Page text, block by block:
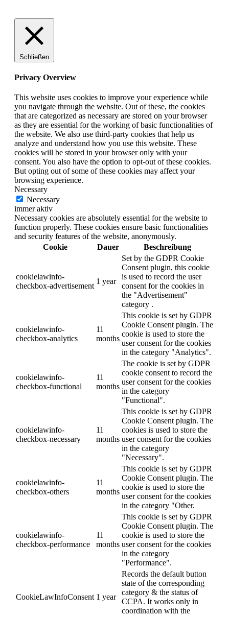
Schließen
Privacy Overview
This website uses cookies to improve your experience while
you navigate through the website. Out of these, the cookies
that are categorized as necessary are stored on your browser
as they are essential for the working of basic functionalities of
the website. We also use third-party cookies that help us
analyze and understand how you use this website. These
cookies will be stored in your browser only with your
consent. You also have the option to opt-out of these cookies.
But opting out of some of these cookies may affect your
browsing experience.
Necessary
Necessary
immer aktiv
Necessary cookies are absolutely essential for the website to
function properly. These cookies ensure basic functionalities
and security features of the website, anonymously.
Cookie
Dauer Beschreibung
cookielawinfo-
checkbox-advertisement
1 year
Set by the GDPR Cookie
Consent plugin, this cookie
is used to record the user
consent for the cookies in
the "Advertisement"
category .
cookielawinfo-
checkbox-analytics
11
months
This cookie is set by GDPR
Cookie Consent plugin. The
cookie is used to store the
user consent for the cookies
in the category "Analytics".
cookielawinfo-
checkbox-functional
11
months
The cookie is set by GDPR
cookie consent to record the
user consent for the cookies
in the category
"Functional".
cookielawinfo-
checkbox-necessary
11
months
This cookie is set by GDPR
Cookie Consent plugin. The
cookies is used to store the
user consent for the cookies
in the category
"Necessary".
cookielawinfo-
checkbox-others
11
months
This cookie is set by GDPR
Cookie Consent plugin. The
cookie is used to store the
user consent for the cookies
in the category "Other.
cookielawinfo-
checkbox-performance
11
months
This cookie is set by GDPR
Cookie Consent plugin. The
cookie is used to store the
user consent for the cookies
in the category
"Performance".
CookieLawInfoConsent 1 year
Records the default button
state of the corresponding
category & the status of
CCPA. It works only in
coordination with the